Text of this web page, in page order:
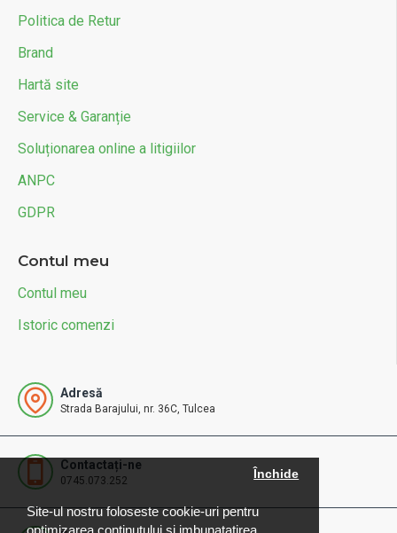
Site-ul nostru foloseste cookie-uri pentru
Închide
Politica de Retur
Brand
Hartă site
Service & Garanție
Soluționarea online a litigiilor
ANPC
GDPR
Contul meu
Contul meu
Istoric comenzi
Adresă
Strada Barajului, nr. 36C, Tulcea
Contactați-ne
0745.073.252